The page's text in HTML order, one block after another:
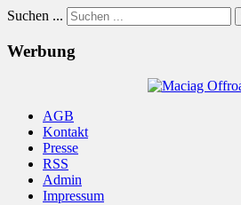
Suchen ...
Werbung
AGB
Kontakt
Presse
RSS
Admin
Impressum